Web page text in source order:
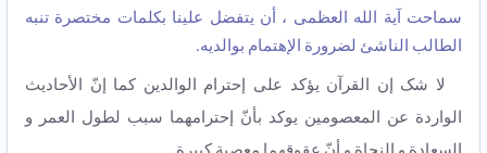
سماحت آیة الله العظمى ، أن یتفضل علینا بکلمات مختصرة تنبه
الطالب الناشئ لضرورة الإهتمام بوالدیه.
لا شک إن القرآن یؤکد علی إحترام الوالدین کما إنّ الأحادیث
الواردة عن المعصومین یوکد بأنّ إحترامهما سبب لطول العمر و